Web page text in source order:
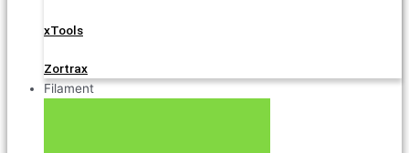
xTools
Zortrax
Filament